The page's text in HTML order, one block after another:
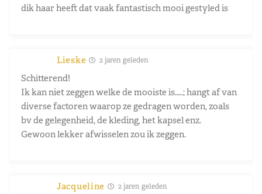
dik haar heeft dat vaak fantastisch mooi gestyled is
Lieske 2 jaren geleden
Schitterend!
Ik kan niet zeggen welke de mooiste is…..; hangt af van
diverse factoren waarop ze gedragen worden, zoals
bv de gelegenheid, de kleding, het kapsel enz.
Gewoon lekker afwisselen zou ik zeggen.
Jacqueline 2 jaren geleden